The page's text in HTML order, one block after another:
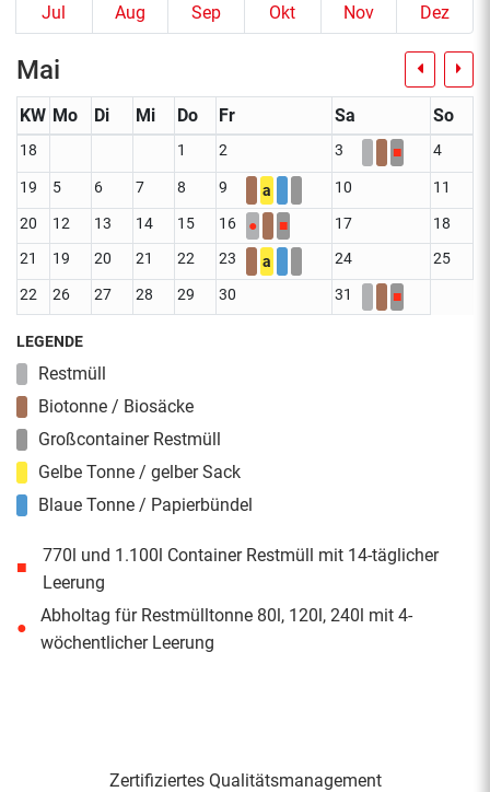
Jul
Aug Sep Okt Nov Dez
Mai
KW Mo Di Mi Do Fr Sa So
18 1 2 3 ■ 4
19 5 6 7 8 9 a 10 11
20 12 13 14 15 16 ● ■ 17
18
21
19 20 21 22 23 a 24 25
22 26 27 28 29 30 31 ■
LEGENDE
Restmüll
Biotonne / Biosäcke
Großcontainer Restmüll
Gelbe Tonne / gelber Sack
Blaue Tonne / Papierbündel
■
770l und 1.100l Container Restmüll mit 14-täglicher
Leerung
●
Abholtag für Restmülltonne 80l, 120l, 240l mit 4-
wöchentlicher Leerung
Zertifiziertes Qualitäts­management